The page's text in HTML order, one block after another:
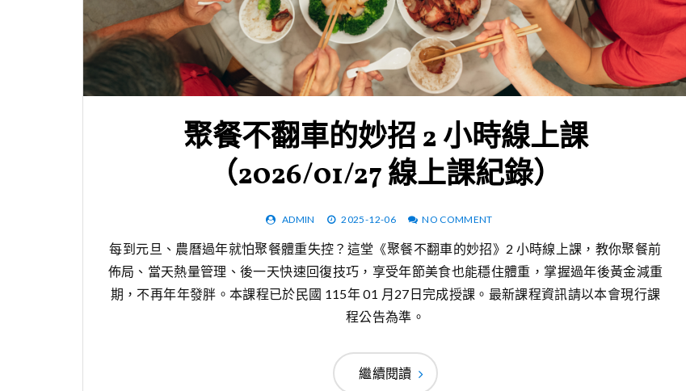
聚餐不翻車的妙招 2 小時線上課
（2026/01/27 線上課紀錄）
ADMIN 2025-12-06 NO COMMENT
每到元旦、農曆過年就怕聚餐體重失控？這堂《聚餐不翻車的妙招》2 小時線上課，教你聚餐前
佈局、當天熱量管理、後一天快速回復技巧，享受年節美食也能穩住體重，掌握過年後黃金減重
期，不再年年發胖。本課程已於民國 115年 01 月27日完成授課。最新課程資訊請以本會現行課
程公告為準。
繼續閱讀